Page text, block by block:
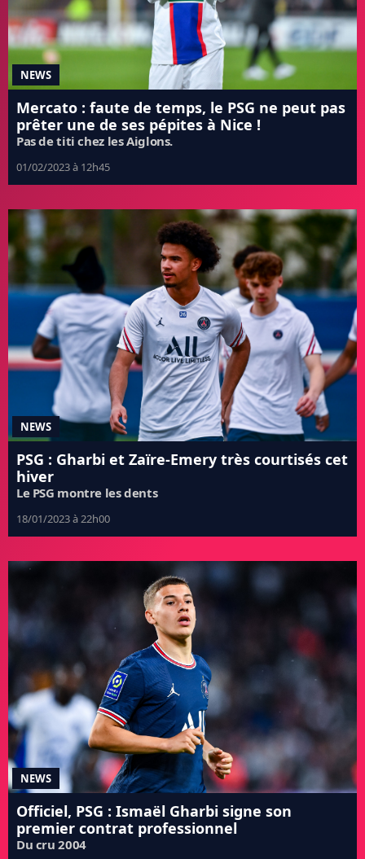
NEWS
Mercato : faute de temps, le PSG ne peut pas
prêter une de ses pépites à Nice !
Pas de titi chez les Aiglons.
01/02/2023 à 12h45
NEWS
PSG : Gharbi et Zaïre-Emery très courtisés cet
hiver
Le PSG montre les dents
18/01/2023 à 22h00
NEWS
Officiel, PSG : Ismaël Gharbi signe son
premier contrat professionnel
Du cru 2004